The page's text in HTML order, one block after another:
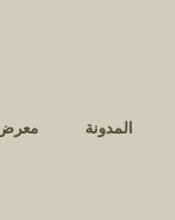
المدونة معرض